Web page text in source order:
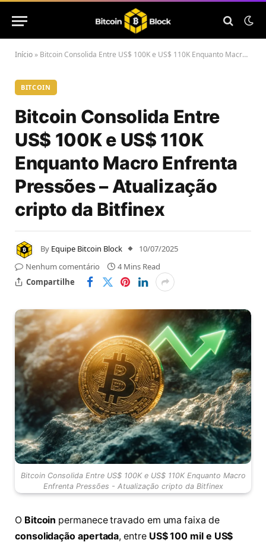
Início » Bitcoin Consolida Entre US$ 100K e US$ 110K Enquanto Macro Enfrenta Pressões – Atualização cripto da Bitfinex
BITCOIN
Bitcoin Consolida Entre
US$ 100K e US$ 110K
Enquanto Macro Enfrenta
Pressões – Atualização
cripto da Bitfinex
By Equipe Bitcoin Block
10/07/2025
Nenhum comentário
4 Mins Read
Compartilhe
Bitcoin Consolida Entre US$ 100K e US$ 110K Enquanto Macro
Enfrenta Pressões - Atualização cripto da Bitfinex
O Bitcoin permanece travado em uma faixa de
consolidação apertada, entre US$ 100 mil e US$